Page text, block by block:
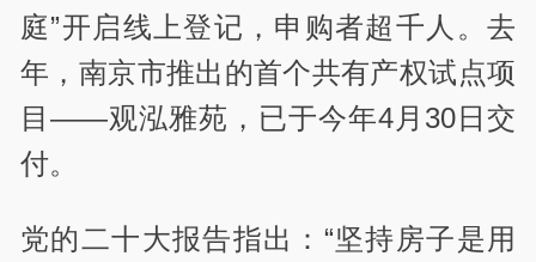
庭”开启线上登记，申购者超千人。去
年，南京市推出的首个共有产权试点项
目——观泓雅苑，已于今年4月30日交
付。
党的二十大报告指出：“坚持房子是用